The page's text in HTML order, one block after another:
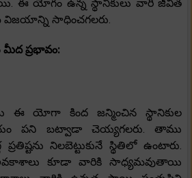
ఈ యోగం ఉన్న స్థానికులు వారి జీవిత
విజయాన్ని సాధించగలరు.
మీద ప్రభావం:
యోగా కింద జన్మించిన స్థానికుల
పని బట్వాడా చెయ్యగలరు. తాము
నిలబెట్టుకునే స్థితిలో ఉంటారు.
కూడా వారికి సాధ్యమవుతాయి